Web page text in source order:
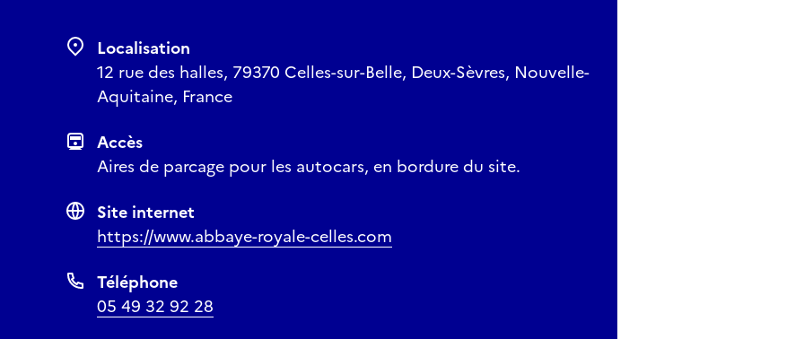
Localisation
12 rue des halles, 79370 Celles-sur-Belle, Deux-Sèvres, Nouvelle-
Aquitaine, France
Accès
Aires de parcage pour les autocars, en bordure du site.
Site internet
https://www.abbaye-royale-celles.com
Téléphone
05 49 32 92 28